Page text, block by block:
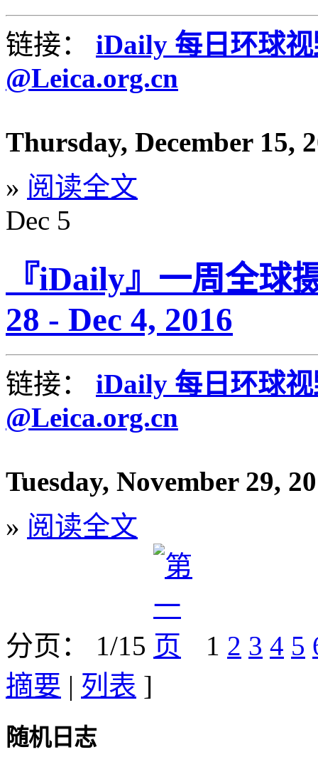
链接： iDaily 每日环球
@Leica.org.cn
Thursday, December 15,
» 阅读全文
Dec 5
『iDaily』一周全球
28 - Dec 4, 2016
链接： iDaily 每日环球
@Leica.org.cn
Tuesday, November 29,
» 阅读全文
分页： 1/15 1 2 3 4 5
摘要 | 列表 ]
随机日志